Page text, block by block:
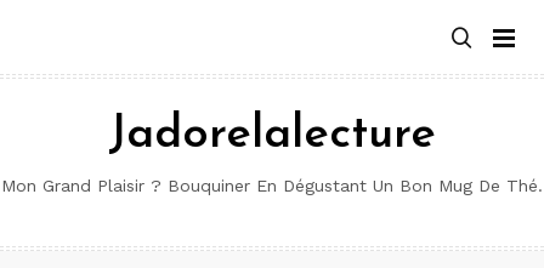
contenu
Jadorelalecture
Mon Grand Plaisir ? Bouquiner En Dégustant Un Bon Mug De Thé.